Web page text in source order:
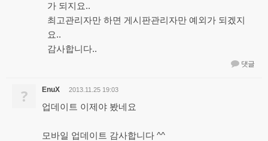
가 되지요..
최고관리자만 하면 게시판관리자만 예외가 되겠지
요..
감사합니다..
댓글
? EnuX 2013.11.25 19:03
업데이트 이제야 봤네요
모바일 업데이트 감사합니다 ^^